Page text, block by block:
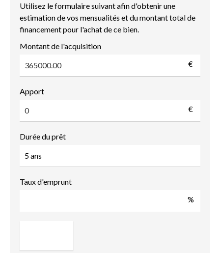
Utilisez le formulaire suivant afin d'obtenir une
estimation de vos mensualités et du montant total de
financement pour l'achat de ce bien.
Montant de l'acquisition
€
Apport
€
Durée du prêt
Taux d'emprunt
%